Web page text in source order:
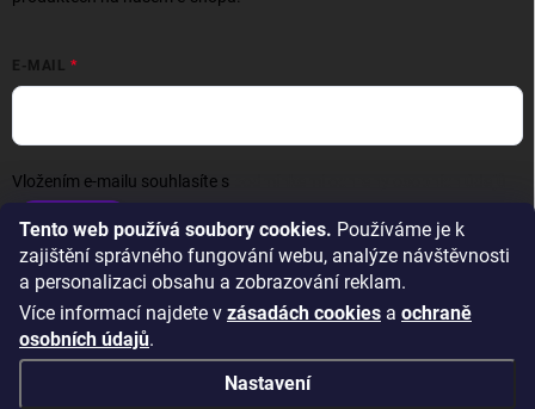
Tento web používá soubory cookies. Používáme je k
zajištění správného fungování webu, analýze návštěvnosti
a personalizaci obsahu a zobrazování reklam.
Více informací najdete v zásadách cookies a ochraně
osobních údajů.
Nastavení
E-MAIL
Vložením e-mailu souhlasíte s
Přihlásit se